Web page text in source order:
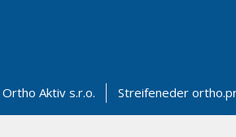
Ortho Aktiv s.r.o. Streifeneder